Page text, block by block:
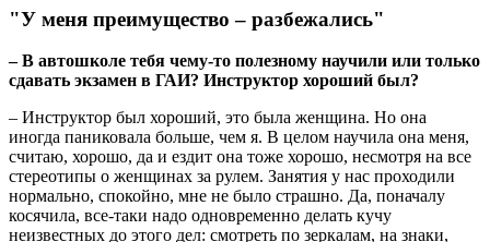
"У меня преимущество – разбежались"
– В автошколе тебя чему-то полезному научили или только
сдавать экзамен в ГАИ? Инструктор хороший был?
– Инструктор был хороший, это была женщина. Но она
иногда паниковала больше, чем я. В целом научила она меня,
считаю, хорошо, да и ездит она тоже хорошо, несмотря на все
стереотипы о женщинах за рулем. Занятия у нас проходили
нормально, спокойно, мне не было страшно. Да, поначалу
косячила, все-таки надо одновременно делать кучу
неизвестных до этого дел: смотреть по зеркалам, на знаки,